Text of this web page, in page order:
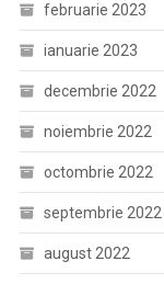
februarie 2023
ianuarie 2023
decembrie 2022
noiembrie 2022
octombrie 2022
septembrie 2022
august 2022